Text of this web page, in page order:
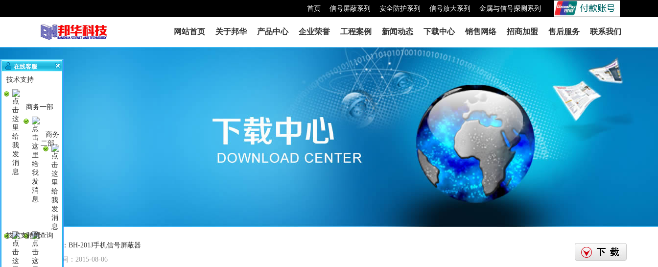
首页 信号屏蔽系列 安全防护系列 信号放大系列 金属与信号探测系列
网站首页 关于邦华 产品中心 企业荣誉 工程案例 新闻动态 下载中心 销售网络 招商加盟 售后服务 联系我们
文件名：BH-201J手机信号屏蔽器
发布时间：2015-08-06
在线客服
技术支持
商务一部
商务
二部
技术支持部
订单查询